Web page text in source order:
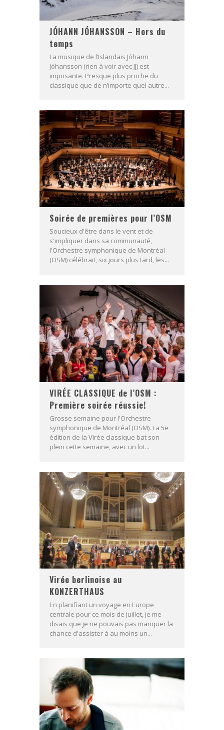
JÓHANN JÓHANSSON – Hors du
temps
La musique de l’Islandais Jóhann
Jóhansson (rien à voir avec JJ) est
imposante. Presque plus proche du
classique que de n’importe quel autre...
Soirée de premières pour l’OSM
Soucieux d'être dans le vent et de
s'impliquer dans sa communauté,
l'Orchestre symphonique de Montréal
(OSM) célébrait, six jours plus tard, les...
VIRÉE CLASSIQUE de l’OSM :
Première soirée réussie!
Grosse semaine pour l'Orchestre
symphonique de Montréal (OSM). La 5e
édition de la Virée classique bat son
plein cette semaine, avec un lot...
Virée berlinoise au
KONZERTHAUS
En planifiant un voyage en Europe
centrale pour ce mois de juillet, je me
disais que je ne pouvais pas manquer la
chance d'assister à au moins un...